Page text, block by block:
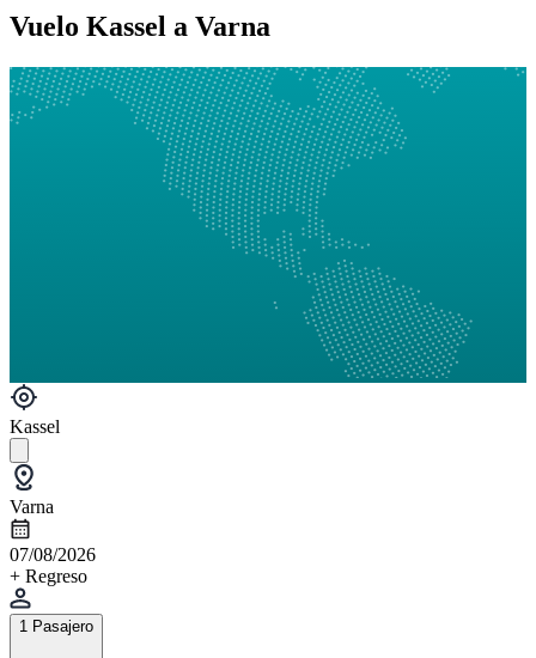
Vuelo Kassel a Varna
Kassel
Varna
07/08/2026
+ Regreso
1 Pasajero